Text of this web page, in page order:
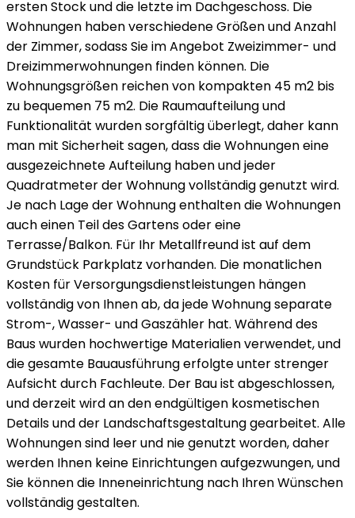
ersten Stock und die letzte im Dachgeschoss. Die
Wohnungen haben verschiedene Größen und Anzahl
der Zimmer, sodass Sie im Angebot Zweizimmer- und
Dreizimmerwohnungen finden können. Die
Wohnungsgrößen reichen von kompakten 45 m2 bis
zu bequemen 75 m2. Die Raumaufteilung und
Funktionalität wurden sorgfältig überlegt, daher kann
man mit Sicherheit sagen, dass die Wohnungen eine
ausgezeichnete Aufteilung haben und jeder
Quadratmeter der Wohnung vollständig genutzt wird.
Je nach Lage der Wohnung enthalten die Wohnungen
auch einen Teil des Gartens oder eine
Terrasse/Balkon. Für Ihr Metallfreund ist auf dem
Grundstück Parkplatz vorhanden. Die monatlichen
Kosten für Versorgungsdienstleistungen hängen
vollständig von Ihnen ab, da jede Wohnung separate
Strom-, Wasser- und Gaszähler hat. Während des
Baus wurden hochwertige Materialien verwendet, und
die gesamte Bauausführung erfolgte unter strenger
Aufsicht durch Fachleute. Der Bau ist abgeschlossen,
und derzeit wird an den endgültigen kosmetischen
Details und der Landschaftsgestaltung gearbeitet. Alle
Wohnungen sind leer und nie genutzt worden, daher
werden Ihnen keine Einrichtungen aufgezwungen, und
Sie können die Inneneinrichtung nach Ihren Wünschen
vollständig gestalten.